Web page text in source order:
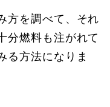
方を調べて、それ
分燃料も注がれて
る方法になりま